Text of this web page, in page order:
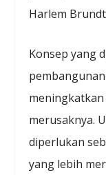
Harlem
Konsep yang
merusaknya.
diperlukan
yang lebih